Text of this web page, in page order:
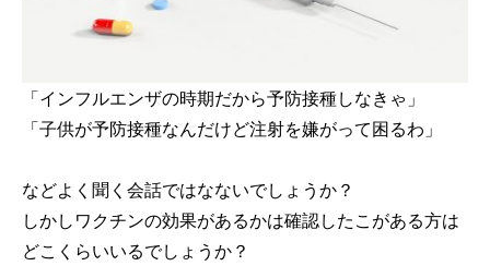
「インフルエンザの時期だから予防接種しなきゃ」
「子供が予防接種なんだけど注射を嫌がって困るわ」
などよく聞く会話ではなないでしょうか？
しかしワクチンの効果があるかは確認したこがある方は
どこくらいいるでしょうか？